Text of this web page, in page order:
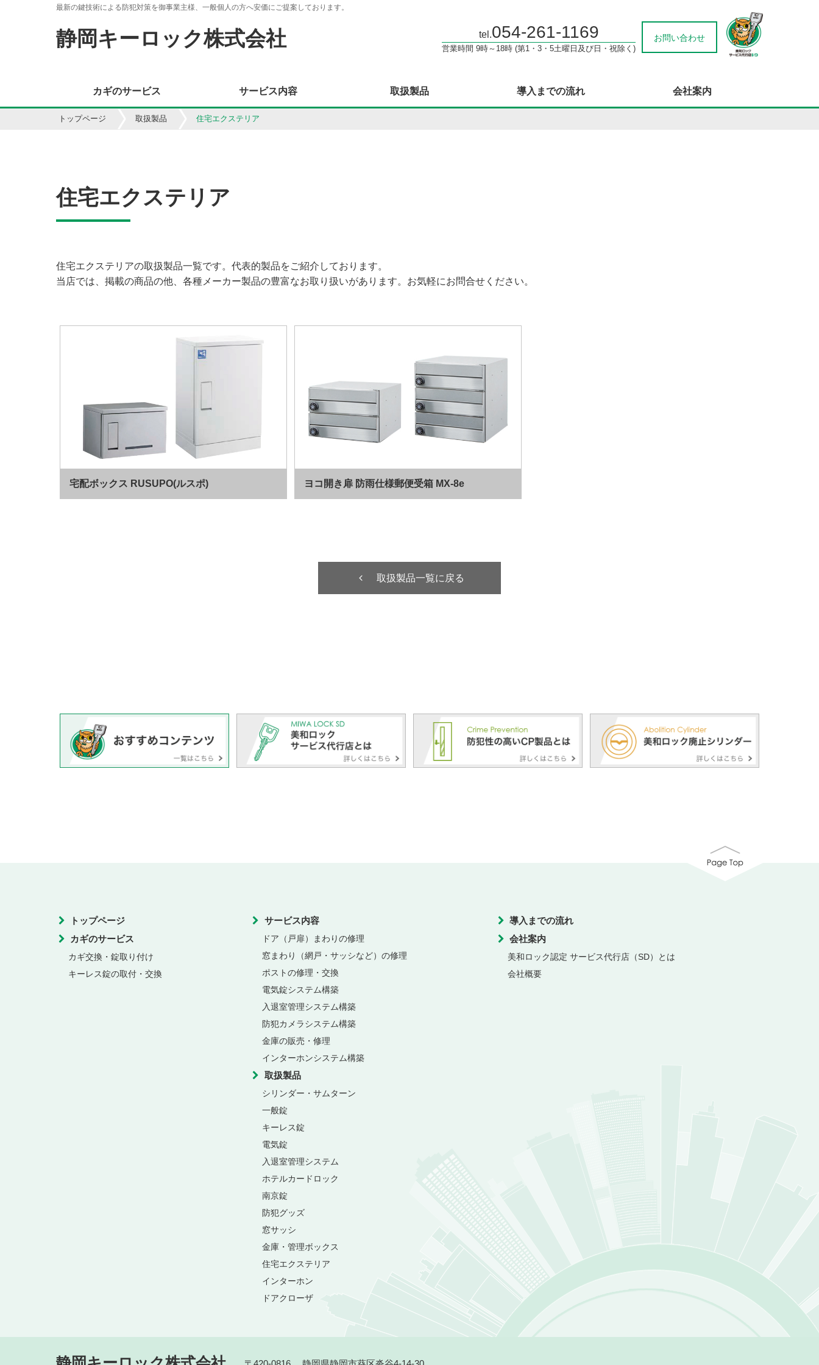
最新の鍵技術による防犯対策を御事業主様、一般個人の方へ安価にご提案しております。
静岡キーロック株式会社 tel.054-261-1169
営業時間 9時～18時 (第1・3・5土曜日及び日・祝除く)
お問い合わせ
カギのサービス サービス内容 取扱製品 導入までの流れ 会社案内
トップページ 取扱製品 住宅エクステリア
住宅エクステリア
住宅エクステリアの取扱製品一覧です。代表的製品をご紹介しております。
当店では、掲載の商品の他、各種メーカー製品の豊富なお取り扱いがあります。お気軽にお問合せください。
宅配ボックス RUSUPO(ルスポ) ヨコ開き扉 防雨仕様郵便受箱 MX-8e
取扱製品一覧に戻る
トップページ
カギのサービス
カギ交換・錠取り付け
キーレス錠の取付・交換
サービス内容
ドア（戸扉）まわりの修理
窓まわり（網戸・サッシなど）の修理
ポストの修理・交換
電気錠システム構築
入退室管理システム構築
防犯カメラシステム構築
金庫の販売・修理
インターホンシステム構築
取扱製品
シリンダー・サムターン
一般錠
キーレス錠
電気錠
入退室管理システム
ホテルカードロック
南京錠
防犯グッズ
窓サッシ
金庫・管理ボックス
住宅エクステリア
インターホン
ドアクローザ
導入までの流れ
会社案内
美和ロック認定 サービス代行店（SD）とは
会社概要